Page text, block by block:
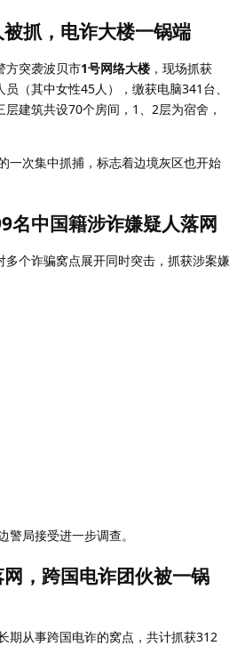
抓，电诈大楼一锅端
方突袭波贝市1号网络大楼 ，现场抓获
（其中女性45人），缴获电脑341台、
建筑共设70个房间，1、2层为宿舍，
一次集中抓捕，标志着边境灰区也开始
名中国籍涉诈嫌疑人落网
个诈骗窝点展开同时突击，抓获涉案嫌
警局接受进一步调查。
，跨国电诈团伙被一锅
期从事跨国电诈的窝点，共计抓获312